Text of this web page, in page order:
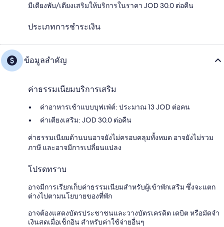
มีเตียงพับ/เตียงเสริมให้บริการในราคา JOD 30.0 ต่อคืน
ประเภทการชำระเงิน
ข้อมูลสำคัญ
ค่าธรรมเนียมบริการเสริม
ค่าอาหารเช้าแบบบุฟเฟ่ต์: ประมาณ 13 JOD ต่อคน
ค่าเตียงเสริม: JOD 30.0 ต่อคืน
ค่าธรรมเนียมด้านบนอาจยังไม่ครอบคลุมทั้งหมด อาจยังไม่รวม
ภาษี และอาจมีการเปลี่ยนแปลง
โปรดทราบ
อาจมีการเรียกเก็บค่าธรรมเนียมสำหรับผู้เข้าพักเสริม ซึ่งจะแตก
ต่างไปตามนโยบายของที่พัก
อาจต้องแสดงบัตรประชาชนและวางบัตรเครดิต เดบิต หรือมัดจำ
เงินสดเมื่อเช็กอิน สำหรับค่าใช้จ่ายอื่นๆ